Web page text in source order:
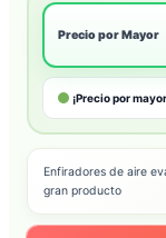
Precio por Mayor
¡Precio por
Enfiradores de aire
gran producto